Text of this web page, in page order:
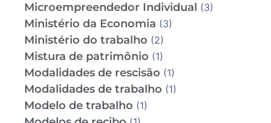
Microempreendedor Individual (3)
Ministério da Economia (3)
Ministério do trabalho (2)
Mistura de patrimônio (1)
Modalidades de rescisão (1)
Modalidades de trabalho (1)
Modelo de trabalho (1)